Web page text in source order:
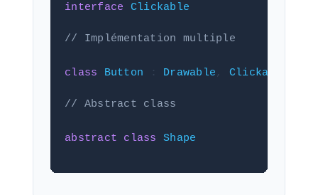
interface Clickable
// Implémentation multiple
class Button : Drawable , Clickable
// Abstract class
abstract class Shape